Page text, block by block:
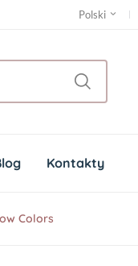
Polski
Kontakty
Colors